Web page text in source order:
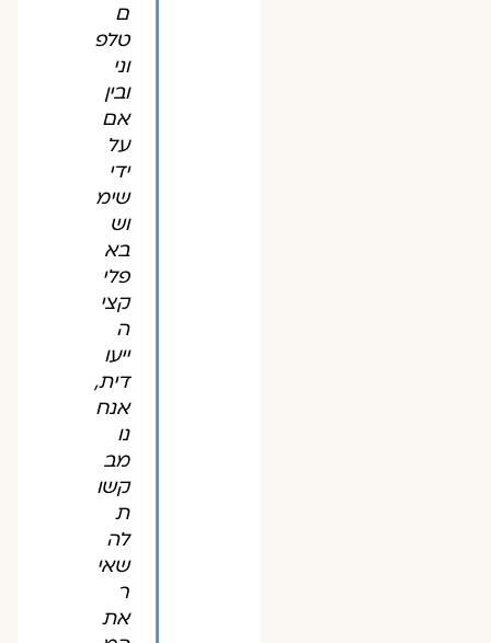
ם
טלפ
וני
ובין
אם
על
ידי
שימ
וש
בא
פלי
קצי
ה
ייעו
דית,
אנח
נו
מב
קשו
ת
לה
שאי
ר
את